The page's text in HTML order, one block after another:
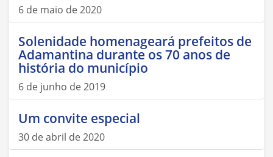
6 de maio de 2020
Solenidade homenageará prefeitos de
Adamantina durante os 70 anos de
história do município
6 de junho de 2019
Um convite especial
30 de abril de 2020